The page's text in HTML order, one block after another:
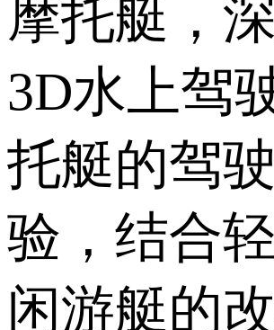
摩托艇，
3D水上驾
托艇的驾
验，结合
闲游艇的改